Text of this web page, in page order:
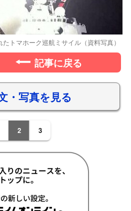
トマホーク巡航ミサイル（資料写真）
記事に戻る
・写真を見る
2 3